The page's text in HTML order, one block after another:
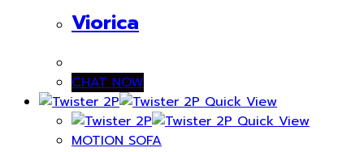
Viorica
CHAT NOW
Quick View
Quick View
MOTION SOFA